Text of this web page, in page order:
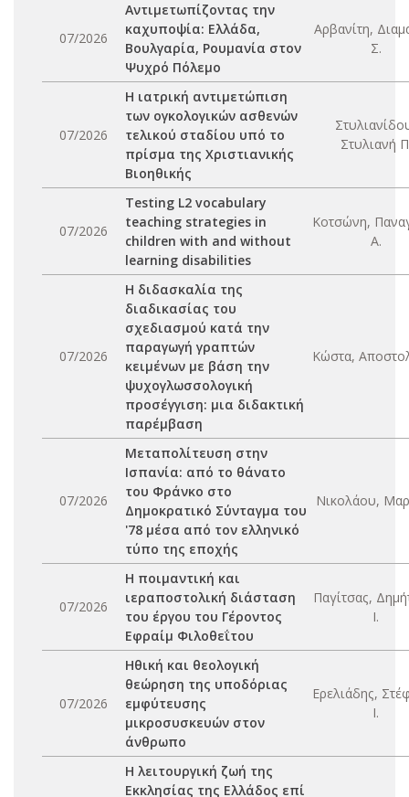
07/2026
Αντιμετωπίζοντας την
καχυποψία: Ελλάδα,
Βουλγαρία, Ρουμανία στον
Ψυχρό Πόλεμο
Αρβανίτη,
Σ.
07/2026
Η ιατρική αντιμετώπιση
των ογκολογικών ασθενών
τελικού σταδίου υπό το
πρίσμα της Χριστιανικής
Βιοηθικής
Στυλιανή
07/2026
Testing L2 vocabulary
teaching strategies in
children with and without
learning disabilities
Κοτσώνη,
Α.
07/2026
Η διδασκαλία της
διαδικασίας του
σχεδιασμού κατά την
παραγωγή γραπτών
κειμένων με βάση την
ψυχογλωσσολογική
προσέγγιση: μια διδακτική
παρέμβαση
Κώστα,
07/2026
Μεταπολίτευση στην
Ισπανία: από το θάνατο
του Φράνκο στο
Δημοκρατικό Σύνταγμα του
'78 μέσα από τον ελληνικό
τύπο της εποχής
Νικολάου,
07/2026
Η ποιμαντική και
ιεραποστολική διάσταση
του έργου του Γέροντος
Εφραίμ Φιλοθεΐτου
Παγίτσας,
Ι.
07/2026
Ηθική και θεολογική
θεώρηση της υποδόριας
εμφύτευσης
μικροσυσκευών στον
άνθρωπο
Ερελιάδης,
Ι.
Η λειτουργική ζωή της
Εκκλησίας της Ελλάδος επί